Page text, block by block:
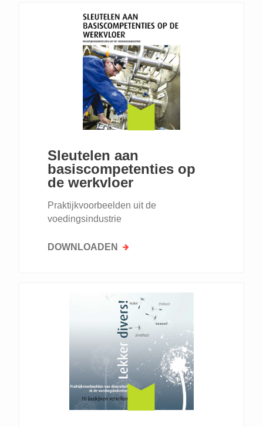
Sleutelen aan
basiscompetenties op
de werkvloer
Praktijkvoorbeelden uit de
voedingsindustrie
DOWNLOADEN